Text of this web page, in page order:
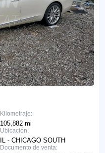
Kilometraje:
105,882 mi
Ubicación:
IL - CHICAGO SOUTH
Documento de venta: